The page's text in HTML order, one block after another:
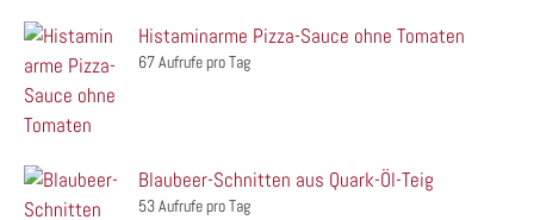
Histaminarme Pizza-Sauce ohne Tomaten
67 Aufrufe pro Tag
Blaubeer-Schnitten aus Quark-Öl-Teig
53 Aufrufe pro Tag